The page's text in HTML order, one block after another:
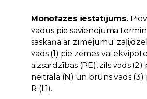
Monofāzes iestatījums.
vadus pie savienojuma
saskaņā ar zīmējumu: zaļi/
vads (1) pie zemes vai
aizsardzības (PE), zils vads (2)
neitrāla (N) un brūns vads (3)
R (L1).